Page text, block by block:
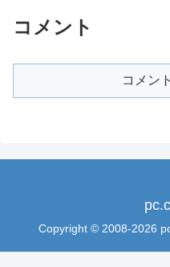
コメント
コメン
Copyright © 2008-2026